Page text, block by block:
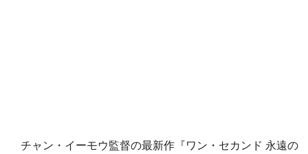
チャン・イーモウ監督の最新作『ワン・セカンド 永遠の